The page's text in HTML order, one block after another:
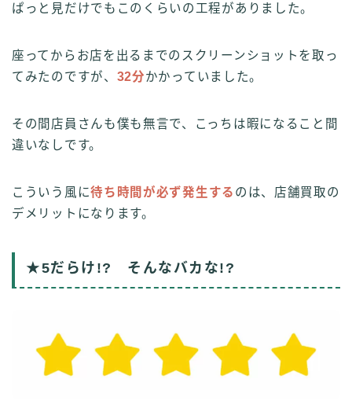
ぱっと見だけでもこのくらいの工程がありました。
座ってからお店を出るまでのスクリーンショットを取っ
てみたのですが、 32分かかっていました。
その間店員さんも僕も無言で、こっちは暇になること間
違いなしです。
こういう風に待ち時間が必ず発生する のは、店舗買取の
デメリットになります。
★5だらけ!? そんなバカな!?